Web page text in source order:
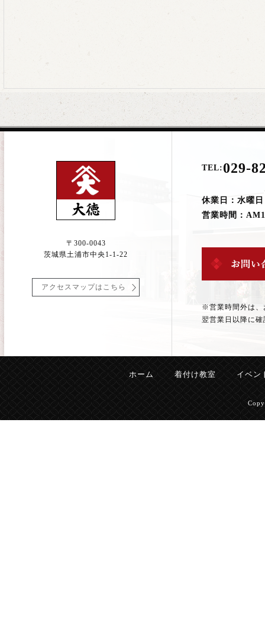
〒300-0043
茨城県土浦市中央1-1-22
アクセスマップはこちら
TEL: 029-
休業日：水曜日
営業時間：
※営業時間外は、
翌営業日以降に
ホーム 着付け教室 イベン